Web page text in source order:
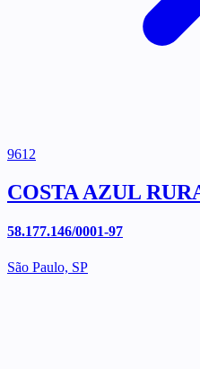
9612
COSTA AZUL
58.177.146/0001-97
São Paulo, SP